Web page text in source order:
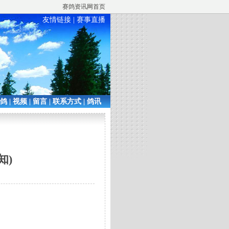
赛鸽资讯网首页
友情链接 赛事直播
|视频|留言|联系方式|鸽讯
)